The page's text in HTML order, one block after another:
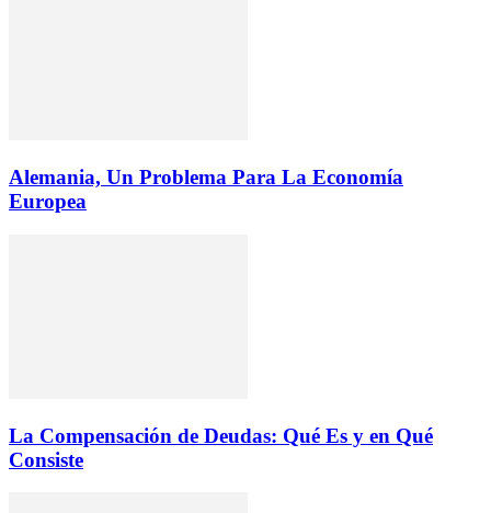
Alemania, Un Problema Para La Economía
Europea
La Compensación de Deudas: Qué Es y en Qué
Consiste